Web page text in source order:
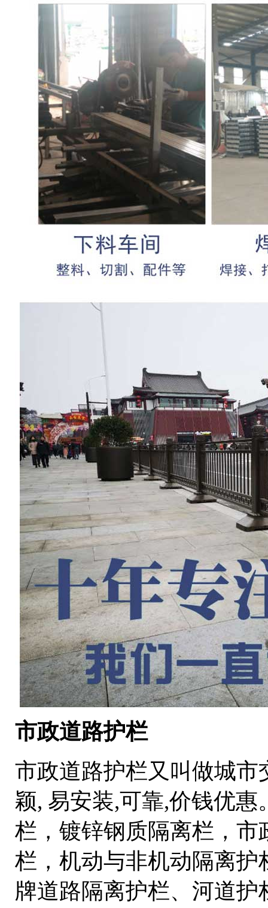
市政道路护栏
市政道路护栏又叫做城
颖, 易安装,可靠,价钱优
栏，镀锌钢质隔离栏，
栏，机动与非机动隔离
牌道路隔离护栏、河道